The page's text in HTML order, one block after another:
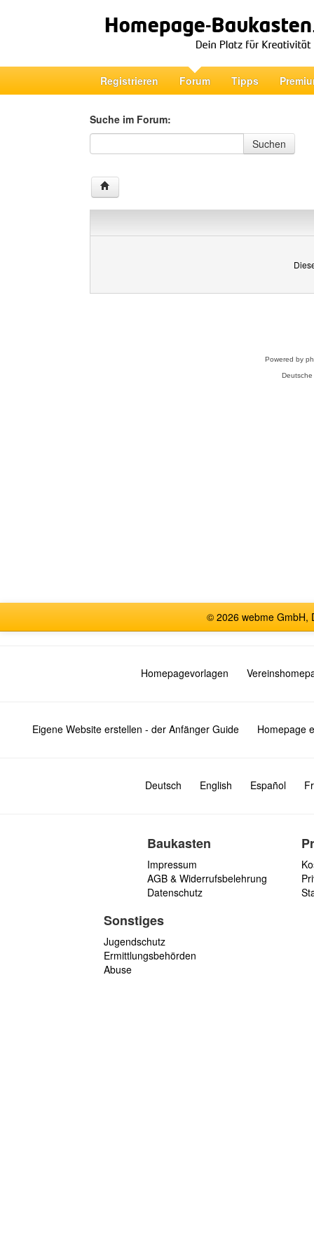
Registrieren Forum Tipps
Suche im Forum:
Suche im Forum
Suchen
Powered by
© 2026 webme GmbH,
Homepagevorlagen
Eigene Website erstellen - der Anfänger Guide Homepage
Deutsch English Español
Baukasten
Impressum
AGB & Widerrufsbelehrung
Datenschutz
Sonstiges
Jugendschutz
Ermittlungsbehörden
Abuse